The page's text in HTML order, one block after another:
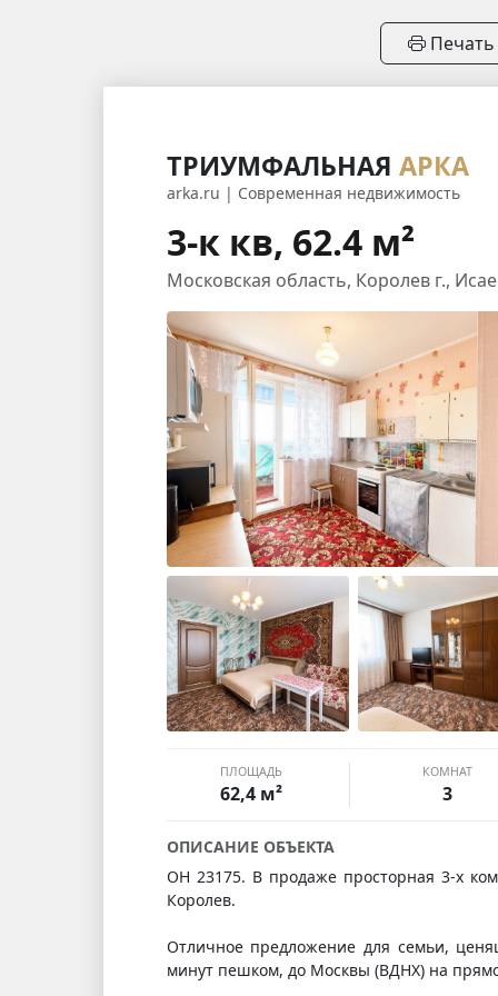
Печать
ТРИУМФАЛЬНАЯ АРКА
arka.ru | Современная недвижимость
3-к кв, 62.4 м²
Московская область, Королев г.,
ПЛОЩАДЬ
62,4 м²
КОМНАТ
3
ОПИСАНИЕ ОБЪЕКТА
ОН 23175. В продаже просторная 3-х
Королев.
Отличное предложение для семьи,
минут пешком, до Москвы (ВДНХ) на